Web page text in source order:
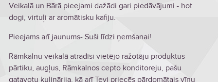
Veikalāun Bārā pieejami dažādi gari piedāvājumi - hot
dogi, virtuļi ar aromātisku kafiju.
Pieejams arī jaunums- Suši līdzi ņemšanai!
Rāmkalnu veikalā atradīsi vietējo ražotāju produktus -
pārtiku, augļus, Rāmkalnos cepto konditoreju, pašu
gatavotu kulinārija, kā arī Tevi priecēs pārdomātais vīnu